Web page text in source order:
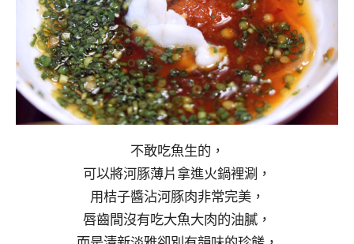
不敢吃魚生的，
可以將河豚薄片拿進火鍋裡涮，
用桔子醬沾河豚肉非常完美，
唇齒間沒有吃大魚大肉的油膩，